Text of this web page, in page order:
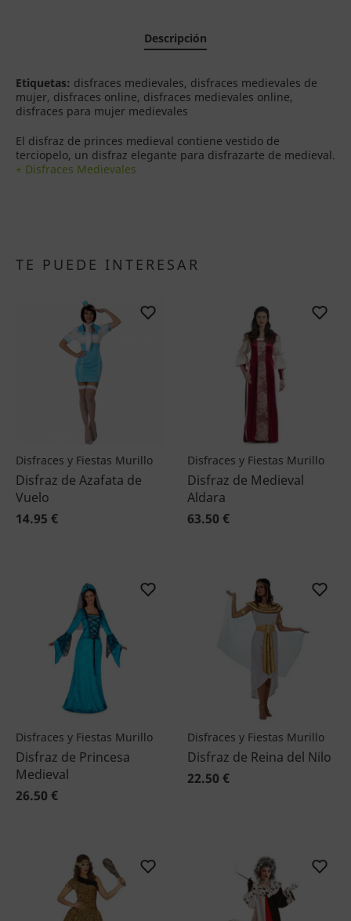
Descripción
Etiquetas: disfraces medievales, disfraces medievales de
mujer, disfraces online, disfraces medievales online,
disfraces para mujer medievales
El disfraz de princes medieval contiene vestido de
terciopelo, un disfraz elegante para disfrazarte de medieval.
+ Disfraces Medievales
TE PUEDE INTERESAR
Disfraces y Fiestas Murillo
Disfraz de Azafata de
Vuelo
14.95 €
Disfraces y Fiestas Murillo
Disfraz de Medieval
Aldara
63.50 €
Disfraces y Fiestas Murillo
Disfraz de Princesa
Medieval
26.50 €
Disfraces y Fiestas Murillo
Disfraz de Reina del Nilo
22.50 €